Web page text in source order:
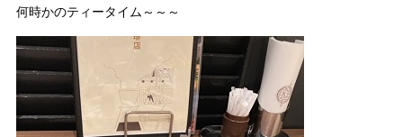
何時かのティータイム～～～